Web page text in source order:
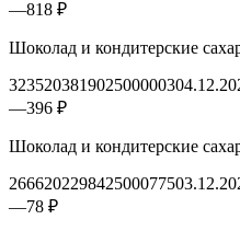
—818 ₽
Шоколад и кондитерские
3235203819025000003
—396 ₽
Шоколад и кондитерские
2666202298425000775
—78 ₽